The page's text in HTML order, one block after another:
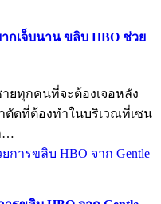
เจ็บนาน ขลิบ HBO ช่วย
ยทุกคนที่จะต้องเจอหลัง
ตัดที่ต้องทำในบริเวณที่เซน
…